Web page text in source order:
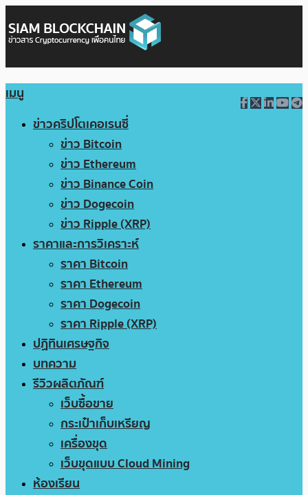
เมนู
ข่าวคริปโตเคอเรนซี่
ข่าว Bitcoin
ข่าว Ethereum
ข่าว Binance Coin
ข่าว Dogecoin
ข่าว Ripple (XRP)
ราคาและการวิเคราะห์
ราคา Bitcoin
ราคา Ethereum
ราคา Dogecoin
ราคา Ripple (XRP)
ปฏิทินเศรษฐกิจ
บทความ
รีวิวผลิตภัณฑ์
เว็บซื้อขาย
กระเป๋าเก็บเหรียญ
เครื่องขุด
เว็บขุดแบบ Cloud Mining
ห้องเรียน